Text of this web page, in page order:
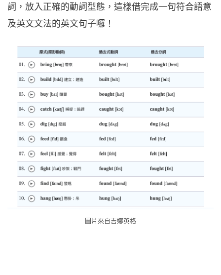
詞，放入正確的動詞型態，這樣借完成一句符合語意
及英文文法的英文句子囉！
圖片來自吉娜英格